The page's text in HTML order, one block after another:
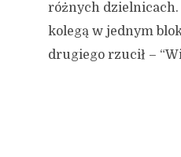
różnych dzielnicach.
kolegą w jednym
drugiego rzucił –